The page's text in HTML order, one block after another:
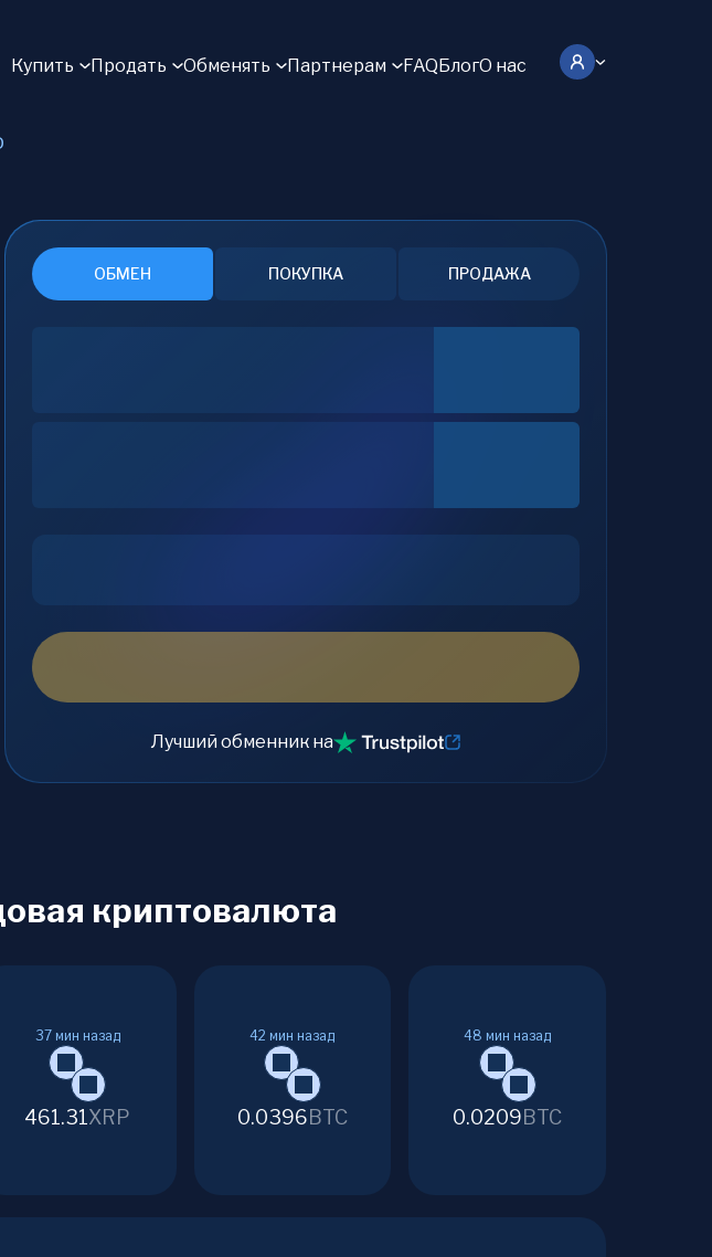
Купить Продать Обменять Партнерам FAQБлогО нас
ОБМЕН ПОКУПКА ПРОДАЖА
Лучший обменник на
криптовалюта
37 мин назад
461.31XRP
42 мин назад
0.0396BTC
48 мин назад
0.0209BTC